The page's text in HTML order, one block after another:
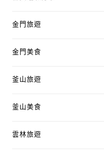
金門旅遊
金門美食
釜山旅遊
釜山美食
雲林旅遊